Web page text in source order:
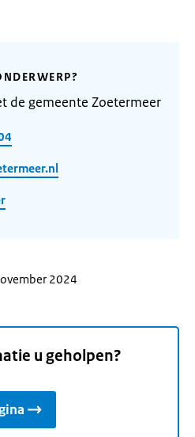
de gemeente Zoetermeer
2024
u geholpen?